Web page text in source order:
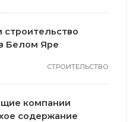
строительство
Белом Яре
СТРОИТЕЛЬСТВО
компании
содержание